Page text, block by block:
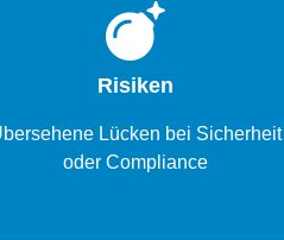
Risiken
Lücken bei Sicherheit
oder Compliance